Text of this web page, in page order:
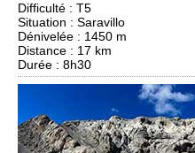
Difficulté : T5
Situation : Saravillo
Dénivelée : 1450 m
Distance : 17 km
Durée : 8h30